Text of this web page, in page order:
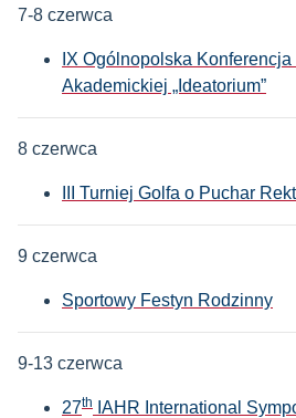
7-8 czerwca
IX Ogólnopolska
Akademickiej „Ideatorium”
8 czerwca
III Turniej Golfa o Puchar
9 czerwca
Sportowy Festyn Rodzinny
9-13 czerwca
27th IAHR International